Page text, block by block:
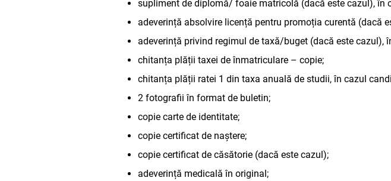
supliment de diplomă/ foaie matricolă (dacă este cazul), în
adeverință absolvire licență pentru promoția curentă (dacă
adeverință privind regimul de taxă/buget (dacă este
chitanța plății taxei de înmatriculare – copie;
chitanța plății ratei 1 din taxa anuală de studii, în cazul
2 fotografii în format de buletin;
copie carte de identitate;
copie certificat de naștere;
copie certificat de căsătorie (dacă este cazul);
adeverință medicală în original;